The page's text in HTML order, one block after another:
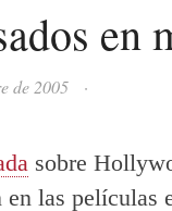
en
de 2005 ·
sobre
las películas